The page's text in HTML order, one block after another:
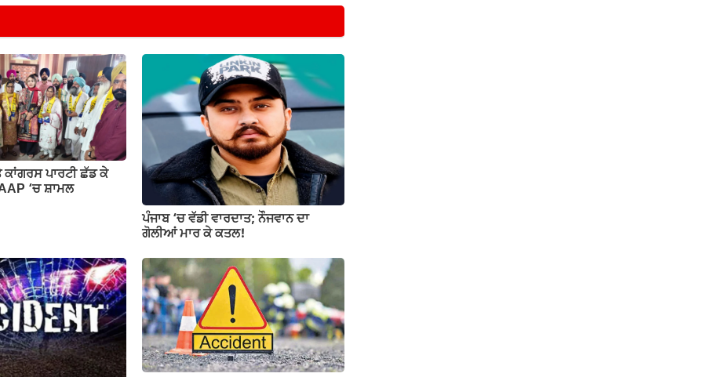
ਪਾਰਟੀ ਛੱਡ ਕੇ
‘ਚ ਸ਼ਾਮਲ
ਪੰਜਾਬ ‘ਚ ਵੱਡੀ ਵਾਰਦਾਤ; ਨੌਜਵਾਨ ਦਾ
ਗੋਲੀਆਂ ਮਾਰ ਕੇ ਕਤਲ!